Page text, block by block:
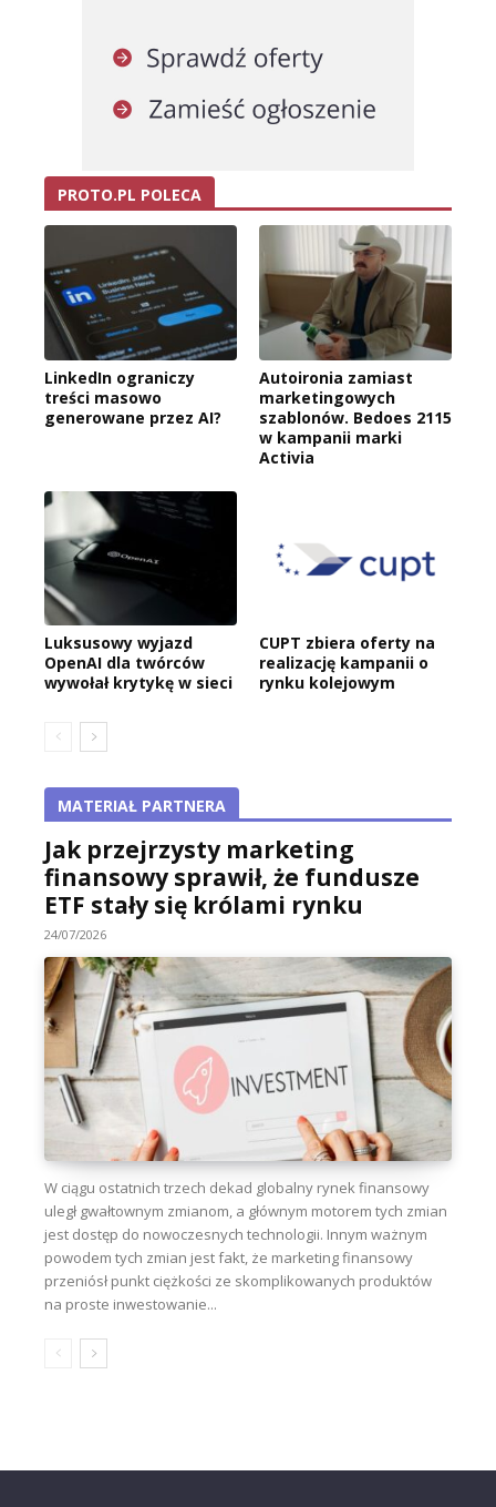
PROTO.PL POLECA
LinkedIn ograniczy
treści masowo
generowane przez AI?
Autoironia zamiast
marketingowych
szablonów. Bedoes 2115
w kampanii marki
Activia
Luksusowy wyjazd
OpenAI dla twórców
wywołał krytykę w sieci
CUPT zbiera oferty na
realizację kampanii o
rynku kolejowym
MATERIAŁ PARTNERA
Jak przejrzysty marketing
finansowy sprawił, że fundusze
ETF stały się królami rynku
24/07/2026
W ciągu ostatnich trzech dekad globalny rynek finansowy
uległ gwałtownym zmianom, a głównym motorem tych zmian
jest dostęp do nowoczesnych technologii. Innym ważnym
powodem tych zmian jest fakt, że marketing finansowy
przeniósł punkt ciężkości ze skomplikowanych produktów
na proste inwestowanie...